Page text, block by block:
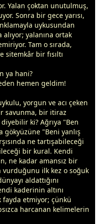
Yalan çoktan unutulmuş,
Sonra bir gece yarısı,
uykusundan
alıyor; yalanına ortak
Tam o sırada,
sitemkâr bir fısıltı
ya hani?
hemen geldim!
lu, yorgun ve acı çeken
savunma, bir itiraz
ki? Ağrıya "Ben
gökyüzüne "Beni yanlış
ne tartışabileceği
bir kural. Kendi
ne kadar amansız bir
ilk kez o soğuk
aldattığını
kaderinin altını
fayda etmiyor; çünkü
harcanan kelimelerin